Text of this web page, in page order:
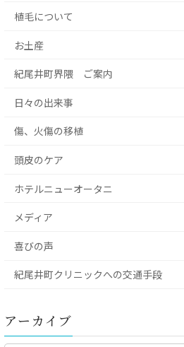
植毛について
お土産
紀尾井町界隈 ご案内
日々の出来事
傷、火傷の移植
頭皮のケア
ホテルニューオータニ
メディア
喜びの声
紀尾井町クリニックへの交通手段
アーカイブ